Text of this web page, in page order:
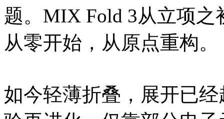
题。MIX Fold 3从立项
从零开始，从原点重构。
如今轻薄折叠，展开已